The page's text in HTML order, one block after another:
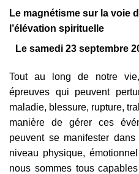
Le magnétisme sur la voie
l’élévation spirituelle
Le samedi 23 septembre
Tout au long de notre
épreuves qui peuvent
maladie, blessure, rupture,
manière de gérer ces
peuvent se manifester
niveau physique,
nous sommes tous